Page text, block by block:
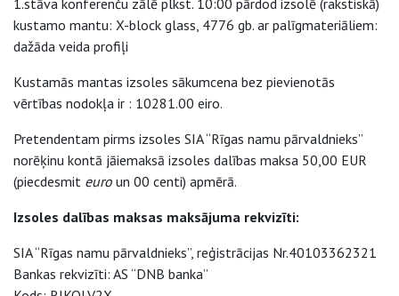
1.stāva konferenču zālē plkst. 10:00 pārdod izsolē (rakstiskā)
kustamo mantu: X-block glass, 4776 gb. ar palīgmateriāliem:
dažāda veida profiļi
Kustamās mantas izsoles sākumcena bez pievienotās
vērtības nodokļa ir : 10281.00 eiro.
Pretendentam pirms izsoles SIA “Rīgas namu pārvaldnieks”
norēķinu kontā jāiemaksā izsoles dalības maksa 50,00 EUR
(piecdesmit euro un 00 centi) apmērā.
Izsoles dalības maksas maksājuma rekvizīti:
SIA “Rīgas namu pārvaldnieks”, reģistrācijas Nr.40103362321
Bankas rekvizīti: AS “DNB banka”